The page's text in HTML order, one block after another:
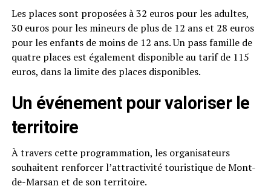
Les places sont proposées à 32 euros pour les adultes,
30 euros pour les mineurs de plus de 12 ans et 28 euros
pour les enfants de moins de 12 ans. Un pass famille de
quatre places est également disponible au tarif de 115
euros, dans la limite des places disponibles.
Un événement pour valoriser le
territoire
À travers cette programmation, les organisateurs
souhaitent renforcer l’attractivité touristique de Mont-
de-Marsan et de son territoire.